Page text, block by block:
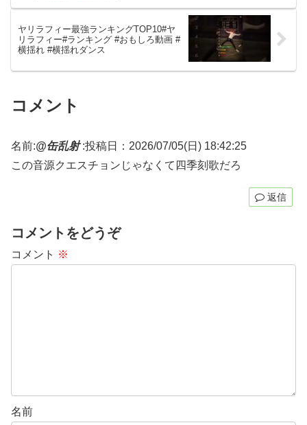
ヤリラフィー最強ランキングTOP10#ヤ
リラフィー#ランキング #おもしろ動画 #
横揺れ #横揺れダンス
コメント
名前:@缶乱射:投稿日：2026/07/05(日) 18:42:25
この音源クエスチョンじゃなくて四季刻歌だろ
返信
コメントをどうぞ
コメント ※
名前